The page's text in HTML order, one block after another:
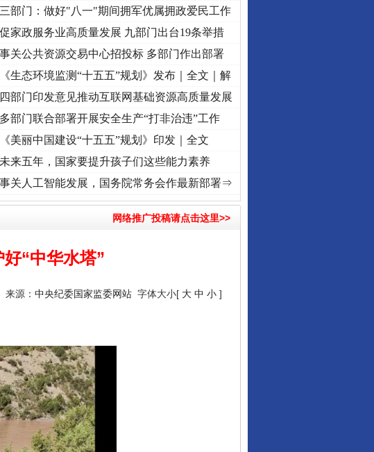
纪律..·[视频] 牢记初心使命 奋进复兴征程丨“转折之城”激荡..
三部门：做好"八一"期间拥军优属拥政爱民工作
促家政服务业高质量发展 九部门出台19条举措
事关公共资源交易中心招投标 多部门作出部署
《生态环境监测“十五五”规划》发布｜全文｜解
读
四部门印发意见推动互联网基础资源高质量发展
多部门联合部署开展安全生产“打非治违”工作
《美丽中国建设“十五五”规划》印发｜全文
未来五年，国家要提升孩子们这些能力素养
事关人工智能发展，国务院常务会作最新部署⇒
网络推广投稿请点击这里>>
“中华水塔”
源： 中央纪委国家监委网站 字体大小[ 大 中 小 ]